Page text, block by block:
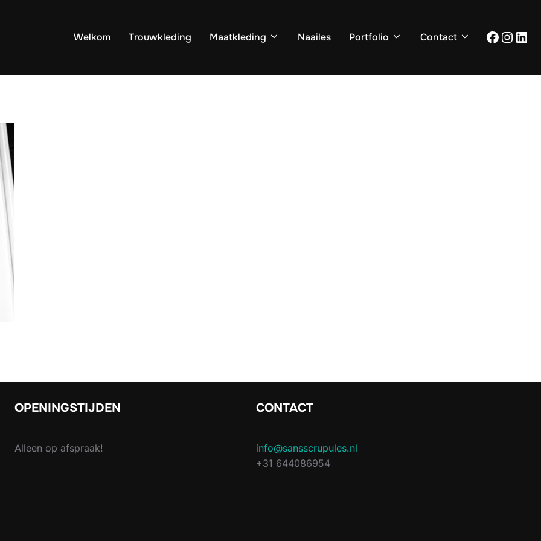
Welkom Trouwkleding Maatkleding Naailes Portfolio Contact
OPENINGSTIJDEN
Alleen op afspraak!
CONTACT
info@sansscrupules.nl
+31 644086954